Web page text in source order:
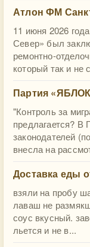
Атлон ФМ
11 июня 2026
Север» был
ремонтно-
который так и не
Партия
"Контроль за
предлагается? В
законодателей
внесла на
Доставка еды
взяли на пробу
лаваш не
соус вкусный.
льется и не в...